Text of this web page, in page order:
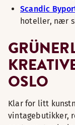
Scandic
hoteller, nær
OSLO
Klar for litt
vintagebutikker,